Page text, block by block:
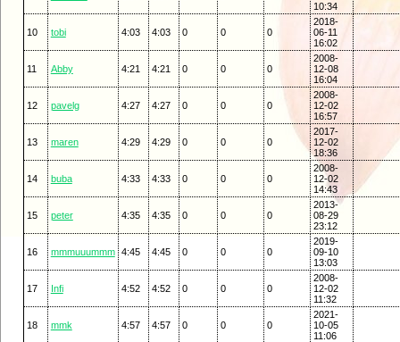
10:34
10 tobi 4:03 4:03 0 0 0
2018-
06-11
16:02
11 Abby 4:21 4:21 0 0 0
2008-
12-08
16:04
12 pavelg 4:27 4:27 0 0 0
2008-
12-02
16:57
13 maren 4:29 4:29 0 0 0
2017-
12-02
18:36
14 buba 4:33 4:33 0 0 0
2008-
12-02
14:43
15 peter 4:35 4:35 0 0 0
2013-
08-29
23:12
16 mmmuuummm 4:45 4:45 0 0 0
2019-
09-10
13:03
17 Infi 4:52 4:52 0 0 0
2008-
12-02
11:32
18 mmk 4:57 4:57 0 0 0
2021-
10-05
11:06